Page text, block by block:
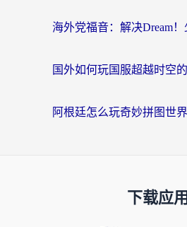
下载应用